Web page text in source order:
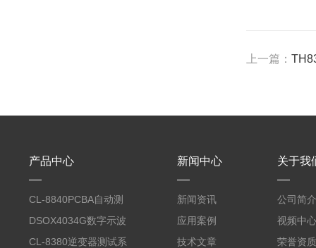
上一篇：
产品中心
CL-8840PCBA自动测
试台系统
DSOX4034G数字示波
器
CL-8380逆变器测试系
新闻中心
新闻资讯
应用案例
技术文章
关于我
公司简介
视频中心
荣誉资质